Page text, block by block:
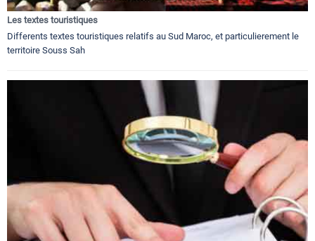
Les textes touristiques
Differents textes touristiques relatifs au Sud Maroc, et particulierement le
territoire Souss Sah